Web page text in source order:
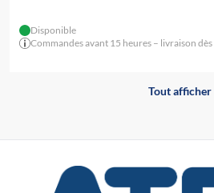
Disponible
Commandes avant 15 heures – livraison
Tout afficher